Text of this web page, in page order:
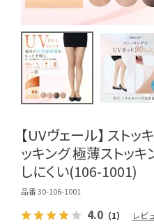
【UVヴェール】 スト
ッキング 極薄ストッ
しにくい(106-1001)
品番 30-106-1001
4.0 （1） レビ